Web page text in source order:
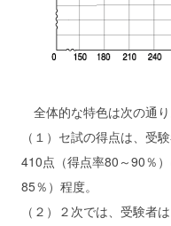
全体的な特色は次の通り
（１）セ試の得点は、受
410点（得点率80～90％
85％）程度。
（２）２次では、受験者